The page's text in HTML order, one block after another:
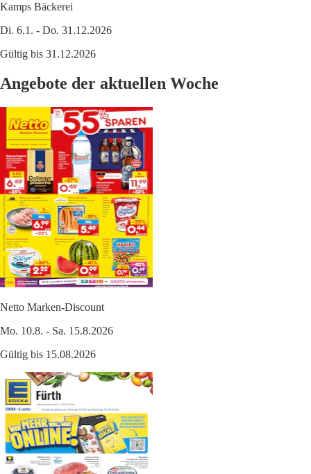
Kamps Bäckerei
Di. 6.1. - Do. 31.12.2026
Gültig bis 31.12.2026
Angebote der aktuellen Woche
Netto Marken-Discount
Mo. 10.8. - Sa. 15.8.2026
Gültig bis 15.08.2026